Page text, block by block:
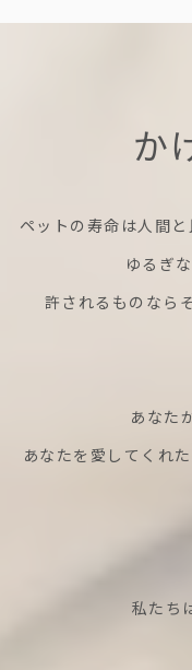
か
ペットの寿命は人間
ゆるぎ
許されるものなら
あなた
あなたを愛してくれ
私たち